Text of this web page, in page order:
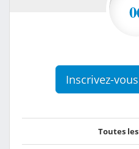
Inscrivez-
Toutes les